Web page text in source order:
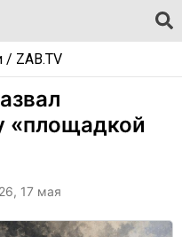
/ ZAB.TV
«площадкой
17 мая